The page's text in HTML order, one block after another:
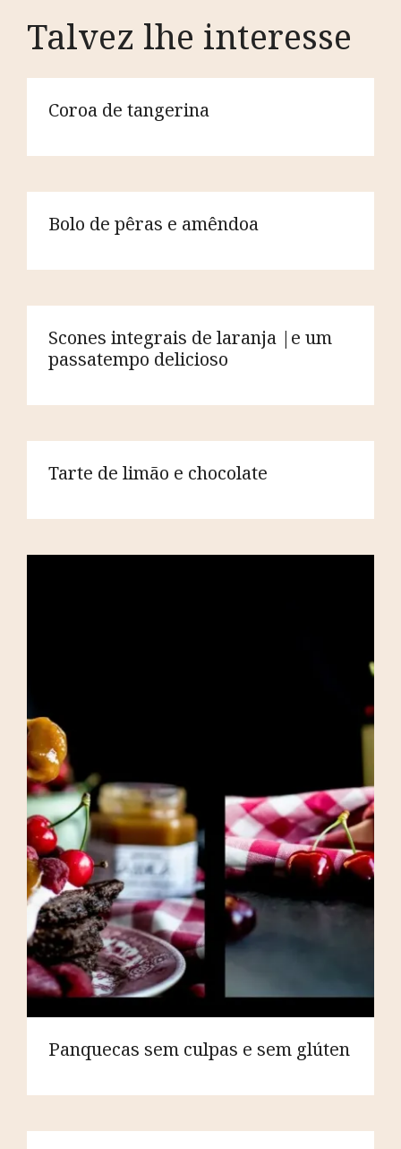
Talvez lhe interesse
Coroa de tangerina
Bolo de pêras e amêndoa
Scones integrais de laranja |e um
passatempo delicioso
Tarte de limão e chocolate
Panquecas sem culpas e sem glúten